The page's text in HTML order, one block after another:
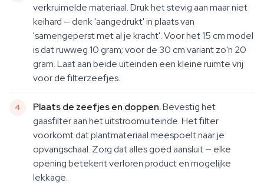
verkruimelde materiaal. Druk het stevig aan maar niet
keihard — denk 'aangedrukt' in plaats van
'samengeperst met al je kracht'. Voor het 15 cm model
is dat ruwweg 10 gram; voor de 30 cm variant zo'n 20
gram. Laat aan beide uiteinden een kleine ruimte vrij
voor de filterzeefjes.
Plaats de zeefjes en doppen.Bevestig het
gaasfilter aan het uitstroomuiteinde. Het filter
voorkomt dat plantmateriaal meespoelt naar je
opvangschaal. Zorg dat alles goed aansluit — elke
opening betekent verloren product en mogelijke
lekkage.